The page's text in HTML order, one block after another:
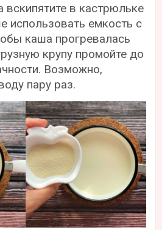
вскипятите в кастрюльке
использовать емкость с
каша прогревалась
крупу промойте до
Возможно,
пару раз.